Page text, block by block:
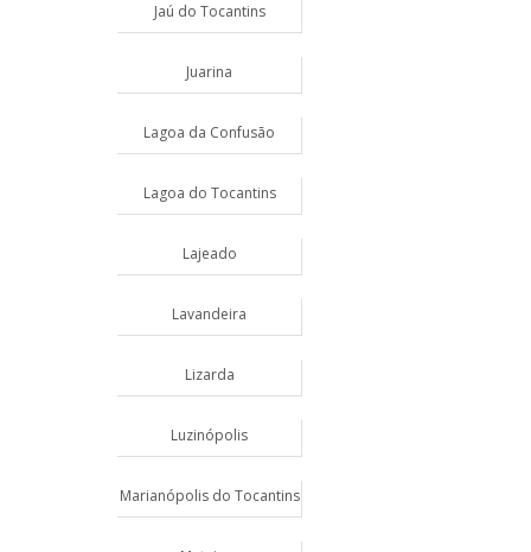
Jaú do Tocantins
Juarina
Lagoa da Confusão
Lagoa do Tocantins
Lajeado
Lavandeira
Lizarda
Luzinópolis
Marianópolis do Tocantins